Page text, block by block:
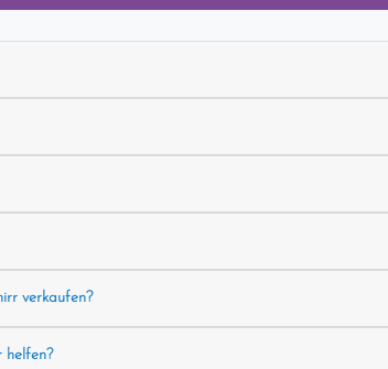
verkaufen?
helfen?